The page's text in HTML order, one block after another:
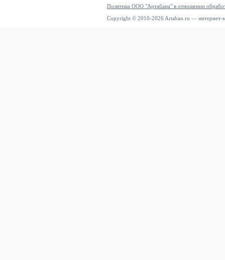
Политика ООО "Артабана" в отношении
Copyright © 2010-2026 Artaban.ru — интернет-